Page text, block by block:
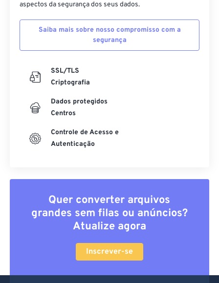
aspectos da segurança dos seus dados.
Saiba mais sobre nosso compromisso com a
segurança
SSL/TLS
Criptografia
Dados protegidos
Centros
Controle de Acesso e
Autenticação
Quer converter arquivos
grandes sem filas ou anúncios?
Atualize agora
Inscrever-se